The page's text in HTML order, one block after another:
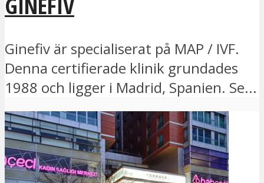
Ginefiv är specialiserat på MAP / IVF.
Denna certifierade klinik grundades
1988 och ligger i Madrid, Spanien. Se...